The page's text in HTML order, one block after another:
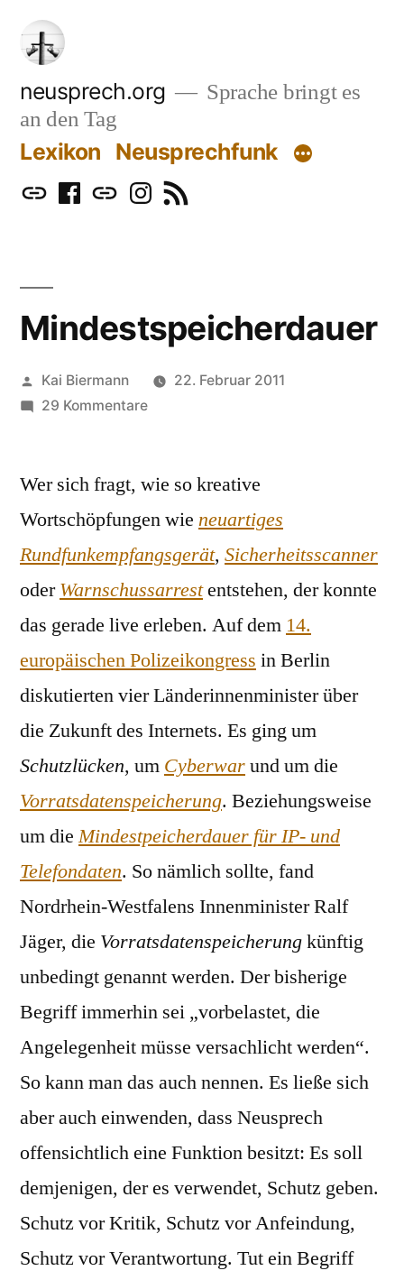
Zum
Inhalt
springen
neusprech.org
Sprache bringt es
an den Tag
Lexikon Neusprechfunk
MastodonFacebook
BlueskyInstagram
RSS
Mindestspeicherdauer
Veröffentlicht
von
Kai Biermann
22. Februar 2011
29 Kommentarezu
Wer sich fragt, wie so kreative
Wortschöpfungen wie neuartiges
Rundfunkempfangsgerät, Sicherheitsscanner
oderWarnschussarrestentstehen, der konnte
das gerade live erleben. Auf dem 14.
europäischen Polizeikongress in Berlin
diskutierten vier Länderinnenminister über
die Zukunft des Internets. Es ging um
Schutzlücken, um Cyberwarund um die
Vorratsdatenspeicherung. Beziehungsweise
um dieMindestpeicherdauer für IP- und
Telefondaten. So nämlich sollte, fand
Nordrhein-Westfalens Innenminister Ralf
Jäger, die Vorratsdatenspeicherungkünftig
unbedingt genannt werden. Der bisherige
Begriff immerhin sei „vorbelastet, die
Angelegenheit müsse versachlicht werden“.
So kann man das auch nennen. Es ließe sich
aber auch einwenden, dass Neusprech
offensichtlich eine Funktion besitzt: Es soll
demjenigen, der es verwendet, Schutz geben.
Schutz vor Kritik, Schutz vor Anfeindung,
Schutz vor Verantwortung. Tut ein Begriff